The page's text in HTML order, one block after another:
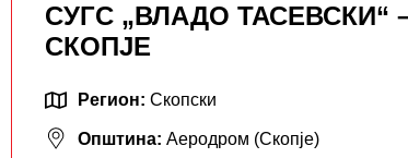
СУГС „ВЛАДО ТАСЕВСКИ“
СКОПЈЕ
Регион: Скопски
Општина: Аеродром (Скопје)